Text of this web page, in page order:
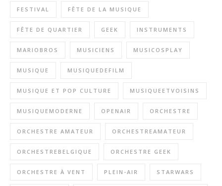
FESTIVAL FÊTE DE LA MUSIQUE
FÊTE DE QUARTIER GEEK INSTRUMENTS
MARIOBROS MUSICIENS MUSICOSPLAY
MUSIQUE MUSIQUEDEFILM
MUSIQUE ET POP CULTURE MUSIQUEETVOISINS
MUSIQUEMODERNE OPENAIR ORCHESTRE
ORCHESTRE AMATEUR ORCHESTREAMATEUR
ORCHESTREBELGIQUE ORCHESTRE GEEK
ORCHESTRE À VENT PLEIN-AIR STARWARS